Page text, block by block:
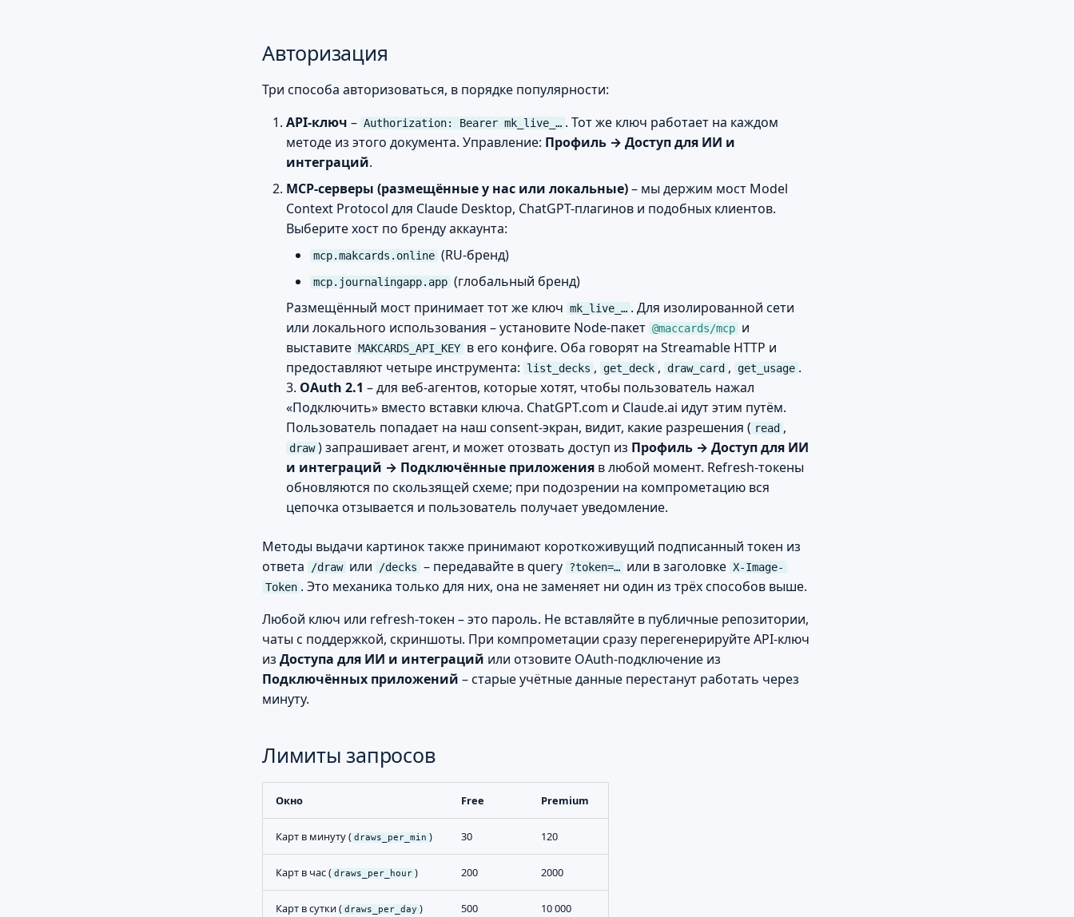
Авторизация
Три способа авторизоваться, в порядке популярности:
API-ключ – Authorization: Bearer mk_live_… . Тот же ключ работает на каждом
методе из этого документа. Управление: Профиль → Доступ для ИИ и
интеграций.
MCP-серверы (размещённые у нас или локальные)– мы держим мост Model
Context Protocol для Claude Desktop, ChatGPT-плагинов и подобных клиентов.
Выберите хост по бренду аккаунта:
mcp.makcards.online (RU-бренд)
mcp.journalingapp.app (глобальный бренд)
Размещённый мост принимает тот же ключ mk_live_… . Для изолированной сети
или локального использования – установите Node-пакет @maccards/mcp и
выставите MAKCARDS_API_KEY в его конфиге. Оба говорят на Streamable HTTP и
предоставляют четыре инструмента:
list_decks , get_deck , draw_card , get_usage .
3. OAuth 2.1 – для веб-агентов, которые хотят, чтобы пользователь нажал
«Подключить» вместо вставки ключа. ChatGPT.com и Claude.ai идут этим путём.
Пользователь попадает на наш consent-экран, видит, какие разрешения ( read ,
draw ) запрашивает агент, и может отозвать доступ из Профиль → Доступ для ИИ
и интеграций → Подключённые приложения в любой момент. Refresh-токены
обновляются по скользящей схеме; при подозрении на компрометацию вся
цепочка отзывается и пользователь получает уведомление.
Методы выдачи картинок также принимают короткоживущий подписанный токен из
ответа
/draw или /decks – передавайте в query ?token=… или в заголовке X-Image-
Token . Это механика только для них, она не заменяет ни один из трёх способов выше.
Любой ключ или refresh-токен – это пароль. Не вставляйте в публичные репозитории,
чаты с поддержкой, скриншоты. При компрометации сразу перегенерируйте API-ключ
из Доступа для ИИ и интеграций или отзовите OAuth-подключение из
Подключённых приложений – старые учётные данные перестанут работать через
минуту.
Лимиты запросов
Окно Free Premium
Карт в минуту ( draws_per_min ) 30 120
Карт в час ( draws_per_hour ) 200 2000
Карт в сутки ( draws_per_day ) 500 10 000